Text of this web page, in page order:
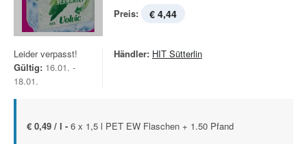
Preis: € 4,44
Leider verpasst!
Gültig: 16.01. -
18.01.
Händler: HIT Sütterlin
€ 0,49 / l - 6 x 1,5 l PET EW Flaschen + 1.50 Pfand